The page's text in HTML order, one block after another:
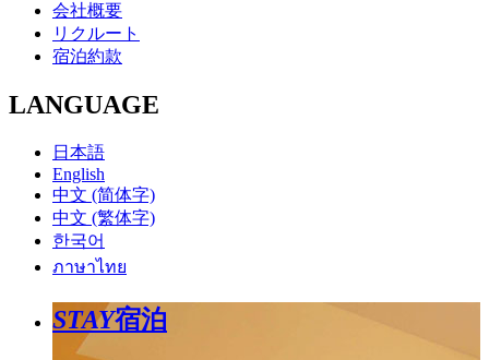
会社概要
リクルート
宿泊約款
LANGUAGE
日本語
English
中文 (简体字)
中文 (繁体字)
한국어
ภาษาไทย
STAY宿泊